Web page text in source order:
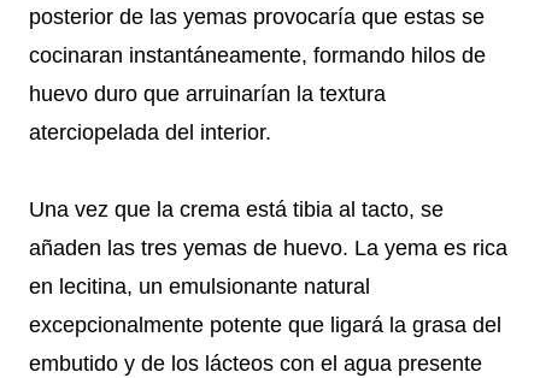
posterior de las yemas provocaría que estas se
cocinaran instantáneamente, formando hilos de
huevo duro que arruinarían la textura
aterciopelada del interior.
Una vez que la crema está tibia al tacto, se
añaden las tres yemas de huevo. La yema es rica
en lecitina, un emulsionante natural
excepcionalmente potente que ligará la grasa del
embutido y de los lácteos con el agua presente